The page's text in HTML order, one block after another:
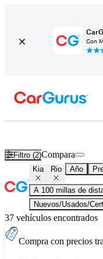
Con
Filtro (2)Compara
Kia Rio Año
A 100 millas de
Nuevos/Usados/
37 vehículos encontrados
Compra con precios